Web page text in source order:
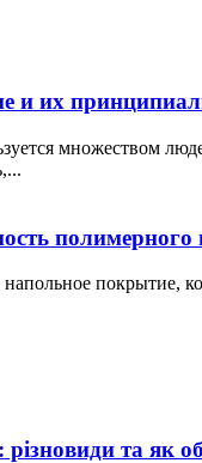
и их
множеством
полимерного
покрытие,
та як